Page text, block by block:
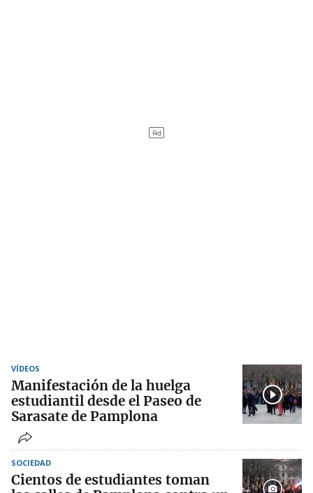
VÍDEOS
Manifestación de la huelga
estudiantil desde el Paseo de
Sarasate de Pamplona
SOCIEDAD
Cientos de estudiantes toman